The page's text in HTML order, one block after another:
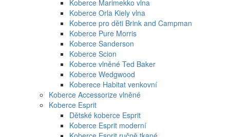
Koberce Marimekko vlna
Koberce Orla Kiely vlna
Koberce pro děti Brink and Campman
Koberce Pure Morris
Koberce Sanderson
Koberce Scion
Koberce vlněné Ted Baker
Koberce Wedgwood
Koberece Habitat venkovní
Koberce Accessorize vlněné
Koberce Esprit
Dětské koberce Esprit
Koberce Esprit moderní